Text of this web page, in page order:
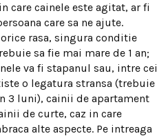
care cainele este agitat, ar fi
care sa ne ajute.
rasa, singura conditie
sa fie mai mare de 1 an;
va fi stapanul sau, intre cei
o legatura stransa (trebuie
3 luni), cainii de apartament
de curte, caz in care
alte aspecte. Pe intreaga